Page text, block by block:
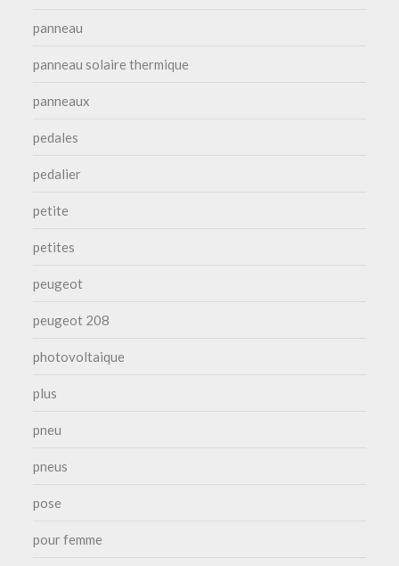
panneau
panneau solaire thermique
panneaux
pedales
pedalier
petite
petites
peugeot
peugeot 208
photovoltaique
plus
pneu
pneus
pose
pour femme